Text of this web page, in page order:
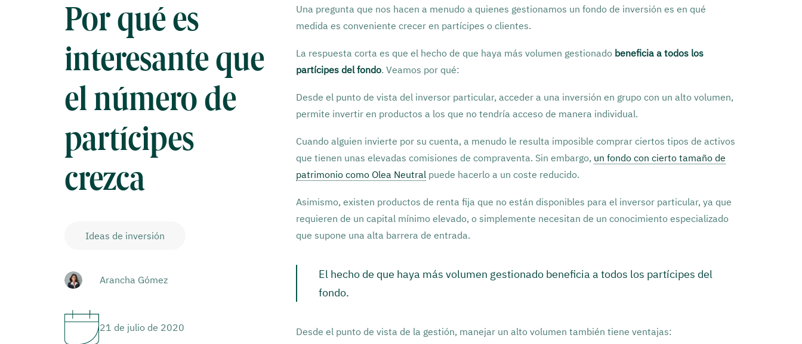
Por qué es
interesante que
el número de
partícipes
crezca
Ideas de inversión
Arancha Gómez
21 de julio de 2020
Una pregunta que nos hacen a menudo a quienes gestionamos un fondo de inversión es en qué
medida es conveniente crecer en partícipes o clientes.
La respuesta corta es que el hecho de que haya más volumen gestionado beneficia a todos los
partícipes del fondo. Veamos por qué:
Desde el punto de vista del inversor particular, acceder a una inversión en grupo con un alto volumen,
permite invertir en productos a los que no tendría acceso de manera individual.
Cuando alguien invierte por su cuenta, a menudo le resulta imposible comprar ciertos tipos de activos
que tienen unas elevadas comisiones de compraventa. Sin embargo, un fondo con cierto tamaño de
patrimonio como Olea Neutral puede hacerlo a un coste reducido.
Asimismo, existen productos de renta fija que no están disponibles para el inversor particular, ya que
requieren de un capital mínimo elevado, o simplemente necesitan de un conocimiento especializado
que supone una alta barrera de entrada.
El hecho de que haya más volumen gestionado beneficia a todos los partícipes del
fondo.
Desde el punto de vista de la gestión, manejar un alto volumen también tiene ventajas: